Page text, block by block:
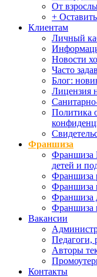
От
+
Клиентам
Личный
Новости
Часто
Блог:
Лицензия
Политика
Франшиза
Франшиза
детей и
Франшиза
Франшиза
Франшиза
Франшиза
Вакансии
Педагоги,
Авторы
Контакты